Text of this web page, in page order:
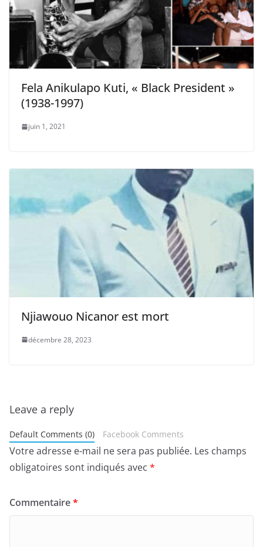
Fela Anikulapo Kuti, « Black President »
(1938-1997)
juin 1, 2021
Njiawouo Nicanor est mort
décembre 28, 2023
Leave a reply
Default Comments (0) Facebook Comments
Votre adresse e-mail ne sera pas publiée. Les champs
obligatoires sont indiqués avec *
Commentaire*